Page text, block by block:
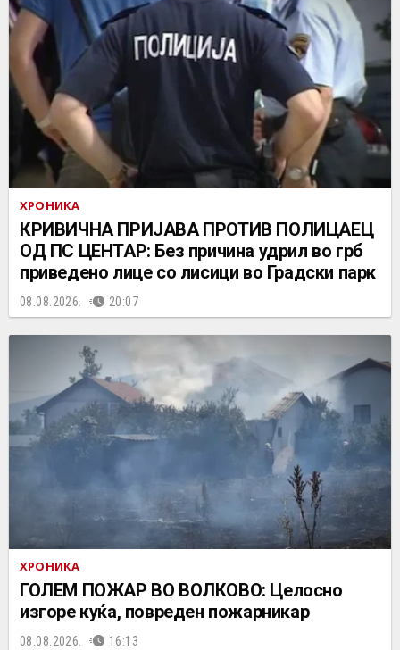
ХРОНИКА
КРИВИЧНА ПРИЈАВА ПРОТИВ ПОЛИЦАЕЦ
ОД ПС ЦЕНТАР: Без причина удрил во грб
приведено лице со лисици во Градски парк
08.08.2026. 20:07
ХРОНИКА
ГОЛЕМ ПОЖАР ВО ВОЛКОВО: Целосно
изгоре куќа, повреден пожарникар
08.08.2026. 16:13